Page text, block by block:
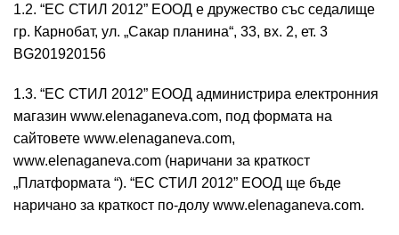
1.2. “ЕС СТИЛ 2012” ЕООД е дружество със седалище
гр. Карнобат, ул. „Сакар планина“, 33, вх. 2, ет. 3
BG201920156
1.3. “ЕС СТИЛ 2012” ЕООД администрира електронния
магазин www.elenaganeva.com, под формата на
сайтовете www.elenaganeva.com,
www.elenaganeva.com (наричани за краткост
„Платформата “). “ЕС СТИЛ 2012” ЕООД щe бъде
наричано за краткост по-долу www.elenaganeva.com.